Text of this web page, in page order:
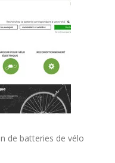
de batteries de vélo